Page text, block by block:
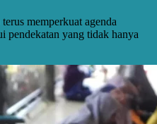
memperkuat agenda
pendekatan yang tidak hanya